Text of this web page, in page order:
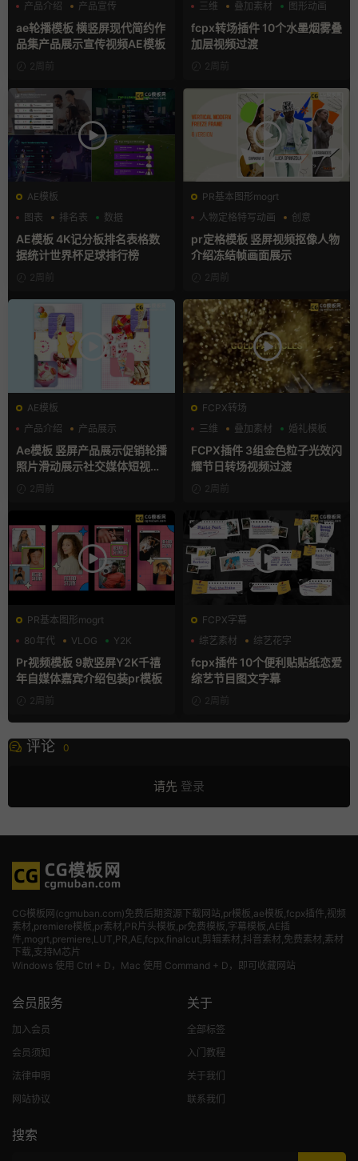
产品介绍
产品宣传
产品展示
ae轮播模板 横竖屏现代简约作
品集产品展示宣传视频AE模板
2周前
三维
叠加素材 图形动画
fcpx转场插件 10个水墨烟雾叠
加层视频过渡
2周前
AE模板
图表
排名表 数据
AE模板 4K记分板排名表格数
据统计世界杯足球排行榜
2周前
PR基本图形mogrt
人物定格特写动画
创意
动态海报
pr定格模板 竖屏视频抠像人物
介绍冻结帧画面展示
2周前
AE模板
产品介绍
产品展示
卡通模板
Ae模板 竖屏产品展示促销轮播
照片滑动展示社交媒体短视频
片头2周前
FCPX转场
三维
叠加素材 婚礼模板
FCPX插件 3组金色粒子光效闪
耀节日转场视频过渡
2周前
PR基本图形mogrt
80年代
VLOG Y2K
Pr视频模板 9款竖屏Y2K千禧
年自媒体嘉宾介绍包装pr模板
2周前
FCPX字幕
综艺素材
综艺花字
自媒体模板
fcpx插件 10个便利贴贴纸恋爱
综艺节目图文字幕
2周前
评论 0
请先 登录
CG模板网(cgmuban.com)免费后期资源下载网站,pr模板,ae模板,fcpx插件,视频
素材 ,premiere模板,pr素材,PR片头模板,pr免费模板,字幕模板,AE插
件,mogrt,premiere,LUT,PR,AE,fcpx,finalcut,剪辑素材,抖音素材,免费素材,素材
下载,支持M芯片
Windows 使用 Ctrl + D，Mac 使用 Command + D，即可收藏网站
会员服务
加入会员
会员须知
法律申明
网站协议
关于
全部标签
入门教程
关于我们
联系我们
搜索